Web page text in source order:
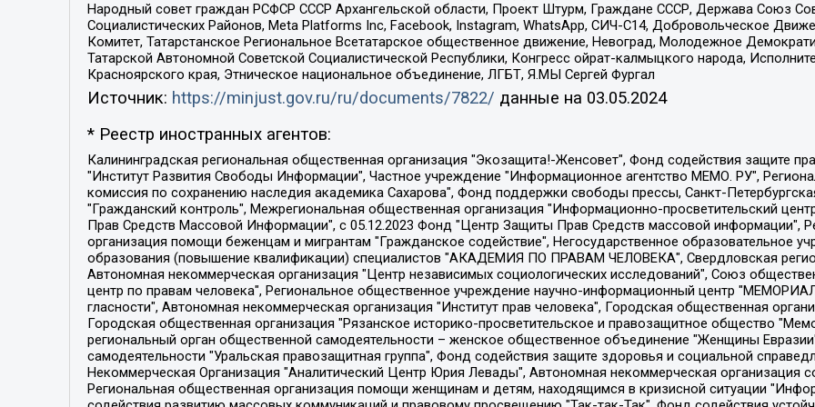
Народный совет граждан РСФСР СССР Архангельской области, Проект Штурм, Граждане СССР, Держава Союз
Социалистических Районов, Meta Platforms Inc, Facebook, Instagram, WhatsApp, СИЧ-С14, Добровольческое
Комитет, Татарстанское Региональное Всетатарское общественное движение, Невоград, Молодежное
Татарской Автономной Советской Социалистической Республики, Конгресс ойрат-калмыцкого народа,
Красноярского края, Этническое национальное объединение, ЛГБТ, Я.МЫ Сергей Фургал
Источник: https://minjust.gov.ru/ru/documents/7822/ данные на 03.05.2024
* Реестр иностранных агентов:
Калининградская региональная общественная организация "Экозащита!-Женсовет", Фонд содействия защите прав и свобод граждан "Общественный вердикт", Фонд "Институт Развития Свободы Информации", Частное учреждение "Информационное агентство МЕМО. РУ", Региональная общественная организация "Общественная комиссия по сохранению наследия академика Сахарова", Фонд поддержки свободы прессы, Санкт-Петербургская общественная правозащитная организация "Гражданский контроль", Межрегиональная общественная организация "Информационно-просветительский центр "Мемориал", Региональный Фонд "Центр Защиты Прав Средств Массовой Информации", с 05.12.2023 Фонд "Центр Защиты Прав Средств массовой информации", Региональная общественная благотворительная организация помощи беженцам и мигрантам "Гражданское содействие", Негосударственное образовательное учреждение дополнительного профессионального образования (повышение квалификации) специалистов "АКАДЕМИЯ ПО ПРАВАМ ЧЕЛОВЕКА", Свердловская региональная общественная организация "Сутяжник", Автономная некоммерческая организация "Центр независимых социологических исследований", Союз общественных объединений "Российский исследовательский центр по правам человека", Региональное общественное учреждение научно-информационный центр "МЕМОРИАЛ", Некоммерческая организация "Фонд защиты гласности", Автономная некоммерческая организация "Институт прав человека", Городская общественная организация "Екатеринбургское общество "МЕМОРИАЛ", Городская общественная организация "Рязанское историко-просветительское и правозащитное общество "Мемориал" (Рязанский Мемориал), Челябинский региональный орган общественной самодеятельности – женское общественное объединение "Женщины Евразии", Челябинский региональный орган общественной самодеятельности "Уральская правозащитная группа", Фонд содействия защите здоровья и социальной справедливости имени Андрея Рылькова, Автономная Некоммерческая Организация "Аналитический Центр Юрия Левады", Автономная некоммерческая организация социальной поддержки населения "Проект Апрель", Региональная общественная организация помощи женщинам и детям, находящимся в кризисной ситуации "Информационно-методический центр "Анна", Фонд содействия развитию массовых коммуникаций и правовому просвещению "Так-так-Так", Фонд содействия устойчивому развитию "Серебряная тайга", Свердловский региональный общественный фонд социальных проектов "Новое время", "Idel.Реалии", Кавказ.Реалии, Крым.Реалии, Телеканал Настоящее Время, Татаро-башкирская служба Радио Свобода (Azatliq Radiosi), Радио Свободная Европа/Радио Свобода (PCE/PC), "Сибирь.Реалии", "Фактограф", Благотворительный фонд помощи осужденным и их семьям, Автономная некоммерческая организация "Институт глобализации и социальных движений", Фонд "В защиту прав заключенных", Частное учреждение "Центр поддержки и содействия развитию средств массовой информации", Пензенский региональный общественный благотворительный фонд "Гражданский союз", "Север.Реалии", Некоммерческая организация Фонд "Правовая инициатива", Общество с ограниченной ответственностью "Радио Свободная Европа/Радио Свобода", Чешское информационное агентство "MEDIUM-ORIENT", Красноярская региональная общественная организация "Мы против СПИДа", Камалягин Денис Николаевич, Маркелов Сергей Евгеньевич, Пономарев Лев Александрович, Савицкая Людмила Алексеевна, Автономная некоммерческая организация "Центр по работе с проблемой насилия "НАСИЛИЮ.НЕТ", Межрегиональный профессиональный союз работников здравоохранения "Альянс врачей", Юридическое лицо, зарегистрированное в Латвийской Республике, SIA "Medusa Project" (регистрационный номер 40103797863, дата регистрации 10.06.2014), Некоммерческая организация "Фонд по борьбе с коррупцией", Автономная некоммерческая организация "Институт права и публичной политики", Баданин Роман Сергеевич, Гликин Максим Александрович, Железнова Мария Михайловна, Лукьянова Юлия Сергеевна, Маетная Елизавета Витальевна, Маняхин Петр Борисович, Чуракова Ольга Владимировна, Ярош Юлия Петровна, Юридическое лицо "The Insider SIA", зарегистрированное в Риге, Латвийская Республика (дата регистрации 26.06.2015), являющееся администратором доменного имени интернет-издания "The Insider SIA", https://theins.ru, Постернак Алексей Евгеньевич, Рубин Михаил Аркадьевич, Анин Роман Александрович, Юридическое лицо Istories fonds, зарегистрированное в Латвийской Республике (регистрационный номер 50008295751, дата регистрации 24.02.2020), Великовский Дмитрий Александрович, Долинина Ирина Николаевна, Мароховская Алеся Алексеевна, Шлейнов Роман Юрьевич, Шмагун Олеся Валентиновна, Общество с ограниченной ответственностью "Альтаир 2021", Общество с ограниченной ответственностью "Вега 2021", Общество с ограниченной ответственностью "Главный редактор 2021", Общество с ограниченной ответственностью "Ромашки монолит", Важенков Артем Валерьевич, Ивановская областная общественная организация "Центр гендерных исследований", Гурман Юрий Альбертович, Медиапроект "ОВД-Инфо", Егоров Владимир Владимирович, Жилинский Владимир Александрович, Общество с ограниченной ответственностью "ЗП", Иванова София Юрьевна, Карезина Инна Павловна, Кильтау Екатерина Викторовна, Петров Алексей Викторович, Пискунов Сергей Евгеньевич, Смирнов Сергей Сергеевич, Тихонов Михаил Сергеевич, Общество с ограниченной ответственностью "ЖУРНАЛИСТ-ИНОСТРАННЫЙ АГЕНТ", Арапова Галина Юрьевна, Вольтская Татьяна Анатольевна, Американская компания "Mason G.E.S. Anonymous Foundation" (США), являющаяся владельцем интернет-издания https://mnews.world/, Компания "Stichting Bellingcat", зарегистрированная в Нидерландах (дата регистрации 11.07.2018), Захаров Андрей Вячеславович, Клепиковская Екатерина Дмитриевна, Общество с ограниченной ответственностью "МЕМО", Перл Роман Александрович, Симонов Евгений Алексеевич, Соловьева Елена Анатольевна, Сотников Даниил Владимирович, Сурначева Елизавета Дмитриевна, Автономная некоммерческая организация по защите прав человека и информированию населения "Якутия – Наше Мнение", Общество с ограниченной ответственностью "Москоу диджитал медиа", с 26.01.2023 Общество с ограниченной ответственностью "Чайка Белые сады", Ветошкина Валерия Валерьевна, Заговора Максим Александрович, Межрегиональное общественное движение "Российская ЛГБТ - сеть", Оленичев Максим Владимирович, Павлов Иван Юрьевич, Скворцова Елена Сергеевна, Общество с ограниченной ответственностью "Как бы инагент", Кочетков Игорь Викторович, Общество с ограниченной ответственностью "Честные выборы", Еланчик Олег Александрович, Общество с ограниченной ответственностью "Нобелевский призыв", Гималова Регина Эмилевна, Григорьев Андрей Валерьевич, Григорьева Алина Александровна, Ассоциация по содействию защите прав призывников, альтернативнослужащих и военнослужащих "Правозащитная группа